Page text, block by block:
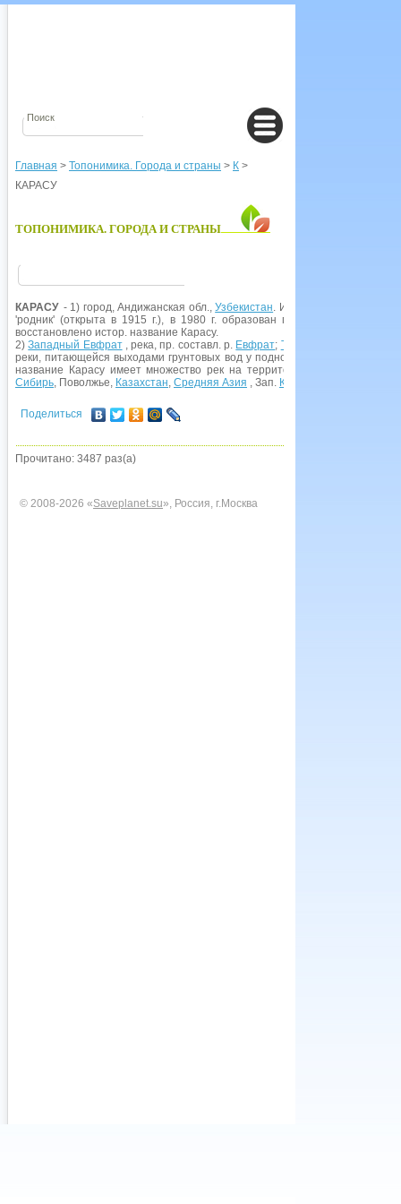
Главная > Топонимика. Города и страны > К >
КАРАСУ
ТОПОНИМИКА. ГОРОДА И СТРАНЫ
КАРАСУ - 1) город, Андижанская обл.,Узбекистан. Из поселка,
'родник' (открыта в 1915 г.), в 1980 г. образован город
восстановлено истор. название Карасу.
2)Западный Евфрат, река, пр. составл. р. Евфрат; Турция
реки, питающейся выходами грунтовых вод у подножья гор, в
название Карасу имеет множество рек на территории совр.
Сибирь, Поволжье, Казахстан, Средняя Азия , Зап. Китай
Поделиться
Прочитано: 3487 раз(а)
© 2008-2026 «Saveplanet.su», Россия, г.Москва